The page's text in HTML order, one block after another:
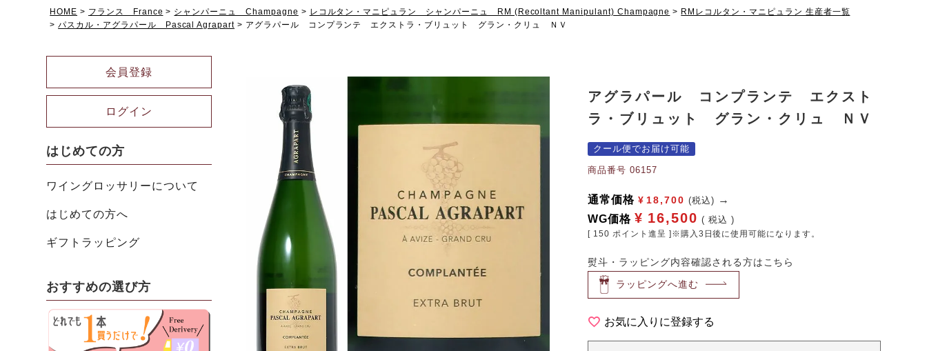
HOME フランス France シャンパーニュ Champagne レコルタン・マニピュラン シャンパーニュ RM (Recoltant Manipulant) Champagne
RMレコルタン・マニピュラン 生産者一覧
パスカル・アグラパール Pascal Agrapart
アグラパール コンプランテ エクストラ・ブリュット グラン・クリュ ＮＶ
会員登録
ログイン
はじめての方
ワイングロッサリーについて
はじめての方へ
ギフトラッピング
おすすめの選び方
アグラパール コンプランテ エクスト
ラ・ブリュット グラン・クリュ ＮＶ
クール便でお届け可能
商品番号 06157
通常価格 ¥ 18,700 (税込)
WG価格 ¥ 16,500 税込
[ 150 ポイント進呈 ]※購入3日後に使用可能になります。
熨斗・ラッピング内容確認される方はこちら
ラッピングへ進む
お気に入りに登録する